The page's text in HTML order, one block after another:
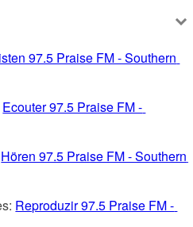
97.5 Praise FM - Southern
Ecouter 97.5 Praise FM -
Hören 97.5 Praise FM - Southern
Reproduzir 97.5 Praise FM -